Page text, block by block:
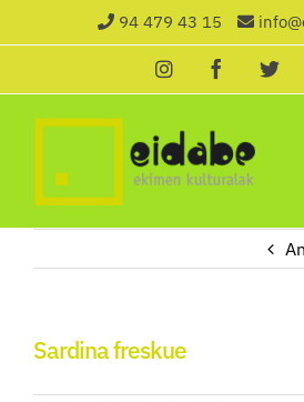
al
94 479 43 15
InstagramFacebook
X
Sardina freskue